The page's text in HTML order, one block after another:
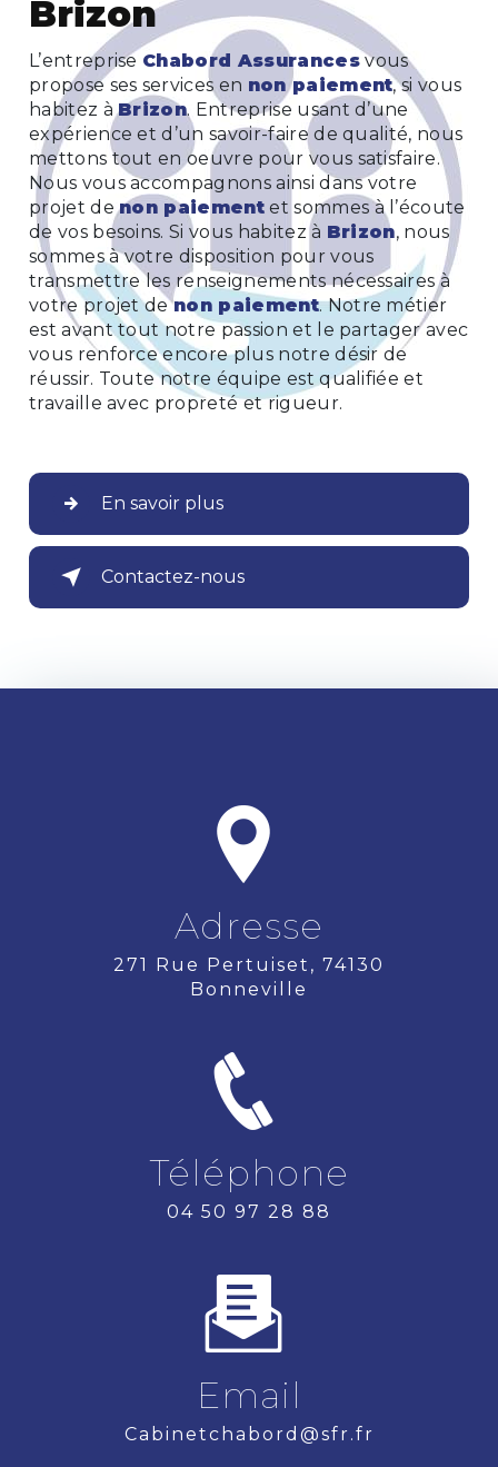
Brizon
L’entreprise Chabord Assurancesvous
propose ses services en non paiement, si vous
habitez àBrizon. Entreprise usant d’une
expérience et d’un savoir-faire de qualité, nous
mettons tout en oeuvre pour vous satisfaire.
Nous vous accompagnons ainsi dans votre
projet denon paiement et sommes à l’écoute
de vos besoins. Si vous habitez à Brizon, nous
sommes à votre disposition pour vous
transmettre les renseignements nécessaires à
votre projet denon paiement. Notre métier
est avant tout notre passion et le partager avec
vous renforce encore plus notre désir de
réussir. Toute notre équipe est qualifiée et
travaille avec propreté et rigueur.
En savoir plus
Contactez-nous
Adresse
271 Rue Pertuiset, 74130
Bonneville
Téléphone
04 50 97 28 88
Email
cabinetchabord@sfr.fr